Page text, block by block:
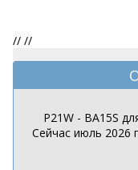
// //
P21W - BA15S
Сейчас июль 2026